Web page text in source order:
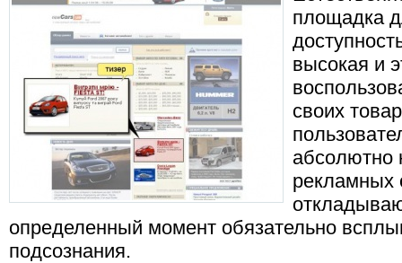
площадка
высокая и
своих
абсолютно
рекламных
определенный момент обязательно
подсознания.